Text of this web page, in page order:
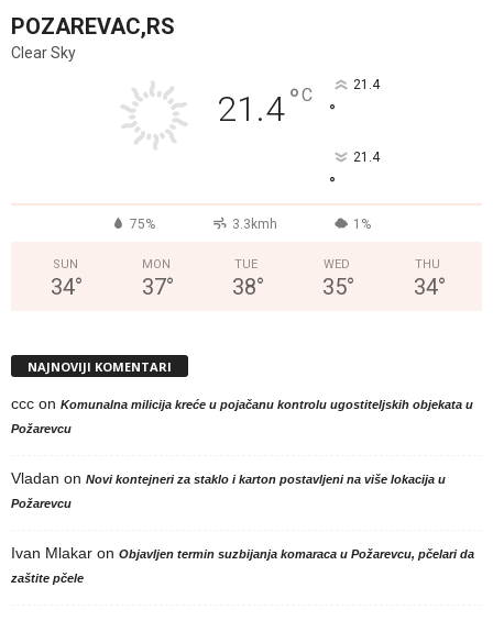
POZAREVAC,RS
Clear Sky
21.4°C 21.4
°
21.4
°
75% 3.3kmh 1%
SUN
34°
MON
37°
TUE
38°
WED
35°
THU
34°
NAJNOVIJI KOMENTARI
ccc on Komunalna milicija kreće u pojačanu kontrolu ugostiteljskih objekata u
Požarevcu
Vladan on Novi kontejneri za staklo i karton postavljeni na više lokacija u
Požarevcu
Ivan Mlakar on Objavljen termin suzbijanja komaraca u Požarevcu, pčelari da
zaštite pčele